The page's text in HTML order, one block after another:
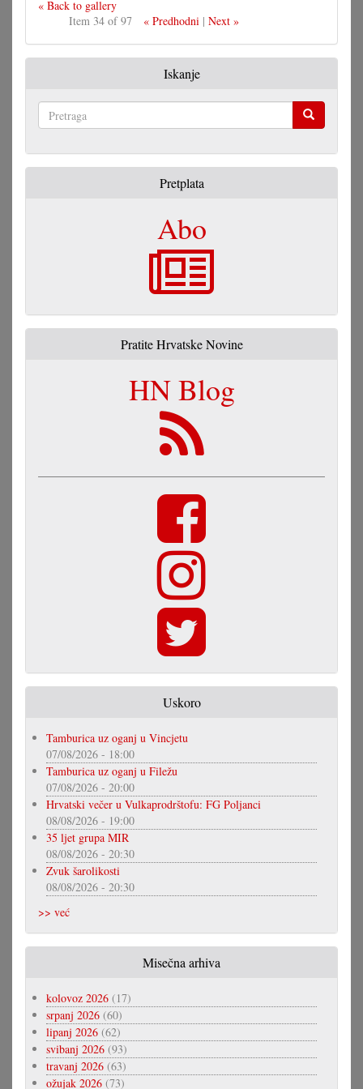
« Back to gallery
Item 34 of 97
« Predhodni| Next »
Iskanje
Pretplata
Abo
Pratite Hrvatske Novine
HN Blog
Uskoro
Tamburica uz oganj u Vincjetu
07/08/2026 - 18:00
Tamburica uz oganj u Filežu
07/08/2026 - 20:00
Hrvatski večer u Vulkaprodrštofu: FG Poljanci
08/08/2026 - 19:00
35 ljet grupa MIR
08/08/2026 - 20:30
Zvuk šarolikosti
08/08/2026 - 20:30
>> već
Misečna arhiva
kolovoz 2026 (17)
srpanj 2026 (60)
lipanj 2026 (62)
svibanj 2026 (93)
travanj 2026 (63)
ožujak 2026 (73)